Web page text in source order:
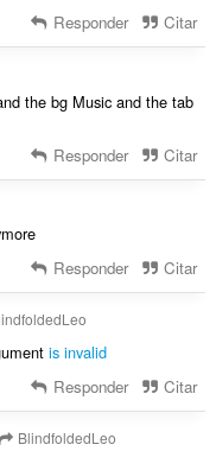
Responder Citar
the bg Music and the tab
Responder Citar
Responder Citar
is invalid
Responder Citar
BlindfoldedLeo